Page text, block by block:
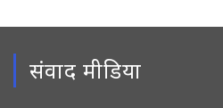
संवाद मीडिया